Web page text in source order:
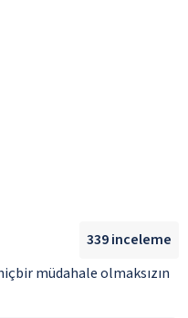
müdahale olmaksızın
339inceleme